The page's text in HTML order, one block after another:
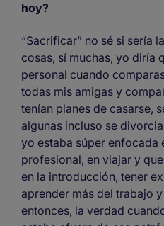
hoy?
“Sacrificar” no sé si sería
cosas, sí muchas, yo diría
personal cuando
todas mis amigas y
tenían planes de casarse,
algunas incluso se
yo estaba súper enfocada
profesional, en viajar y
en la introducción, tener
aprender más del trabajo
entonces, la verdad